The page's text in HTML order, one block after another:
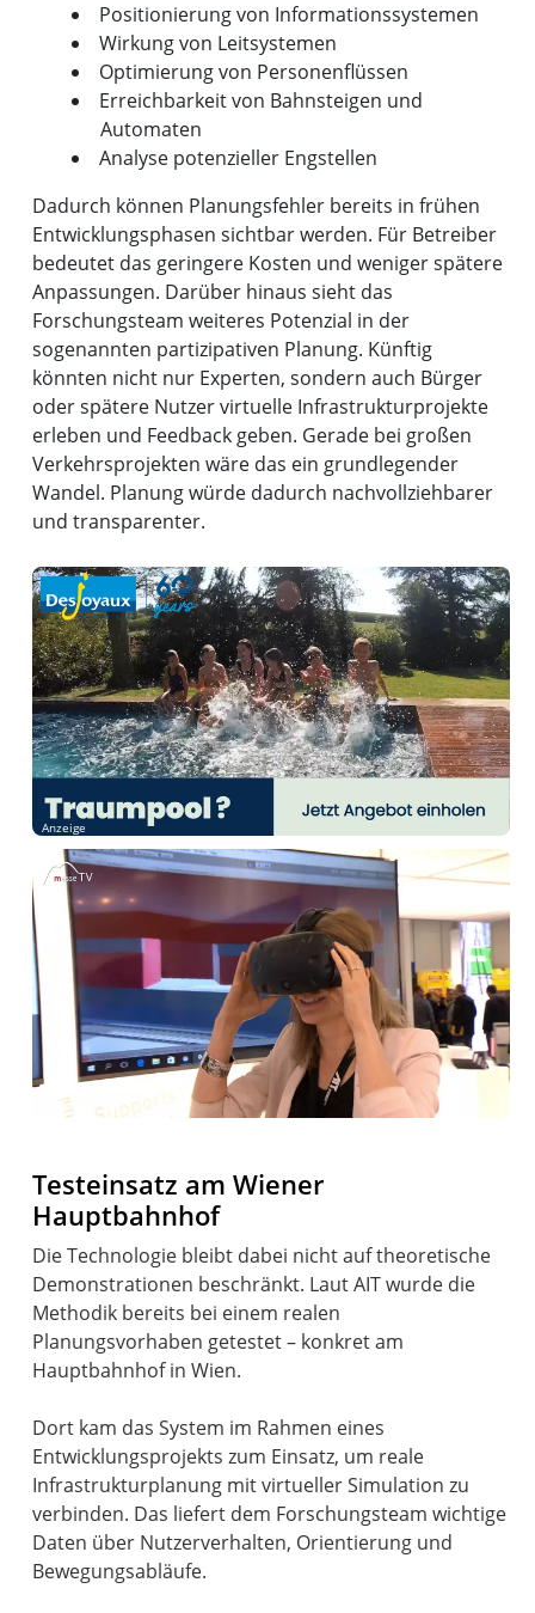
Positionierung von Informationssystemen
Wirkung von Leitsystemen
Optimierung von Personenflüssen
Erreichbarkeit von Bahnsteigen und
Automaten
Analyse potenzieller Engstellen
Dadurch können Planungsfehler bereits in frühen
Entwicklungsphasen sichtbar werden. Für Betreiber
bedeutet das geringere Kosten und weniger spätere
Anpassungen. Darüber hinaus sieht das
Forschungsteam weiteres Potenzial in der
sogenannten partizipativen Planung. Künftig
könnten nicht nur Experten, sondern auch Bürger
oder spätere Nutzer virtuelle Infrastrukturprojekte
erleben und Feedback geben. Gerade bei großen
Verkehrsprojekten wäre das ein grundlegender
Wandel. Planung würde dadurch nachvollziehbarer
und transparenter.
Anzeige
Testeinsatz am Wiener
Hauptbahnhof
Die Technologie bleibt dabei nicht auf theoretische
Demonstrationen beschränkt. Laut AIT wurde die
Methodik bereits bei einem realen
Planungsvorhaben getestet – konkret am
Hauptbahnhof in Wien.
Dort kam das System im Rahmen eines
Entwicklungsprojekts zum Einsatz, um reale
Infrastrukturplanung mit virtueller Simulation zu
verbinden. Das liefert dem Forschungsteam wichtige
Daten über Nutzerverhalten, Orientierung und
Bewegungsabläufe.